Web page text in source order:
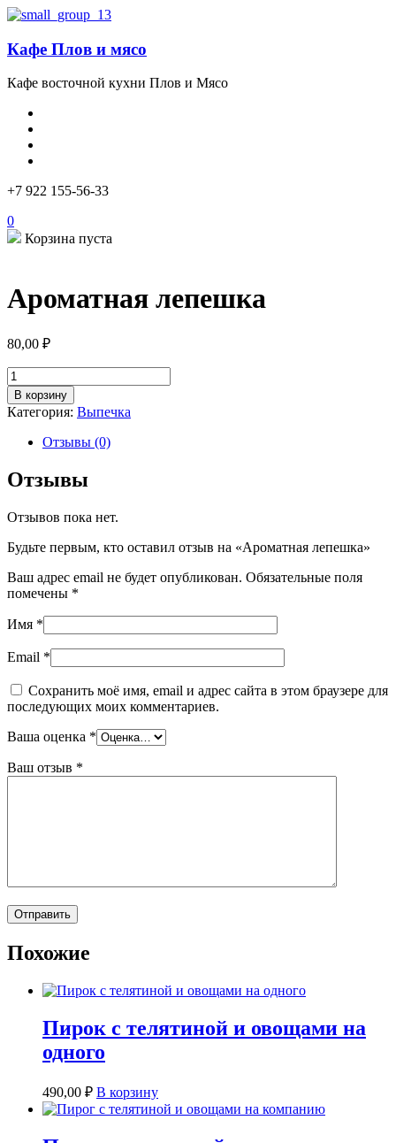
Кафе Плов и мясо
Кафе восточной кухни Плов и Мясо
+7 922 155-56-33
0
Корзина пуста
Ароматная лепешка
80,00 ₽
Количество
товара
Ароматная
лепешка
В корзину
Категория: Выпечка
Отзывы (0)
Отзывы
Отзывов пока нет.
Будьте первым, кто оставил отзыв на «Ароматная лепешка»
Ваш адрес email не будет опубликован. Обязательные поля
помечены *
Имя *
Email *
Сохранить моё имя, email и адрес сайта в этом браузере для
последующих моих комментариев.
Ваша оценка *
Ваш отзыв *
Похожие
Пирок с телятиной и овощами на
одного
490,00 ₽ В корзину